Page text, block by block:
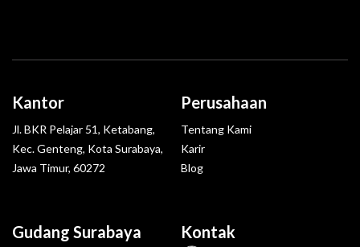
Gudang Surabaya
Kantor
Jl. BKR Pelajar 51, Ketabang,
Kec. Genteng, Kota Surabaya,
Jawa Timur, 60272
Kontak
Perusahaan
Tentang Kami
Karir
Blog